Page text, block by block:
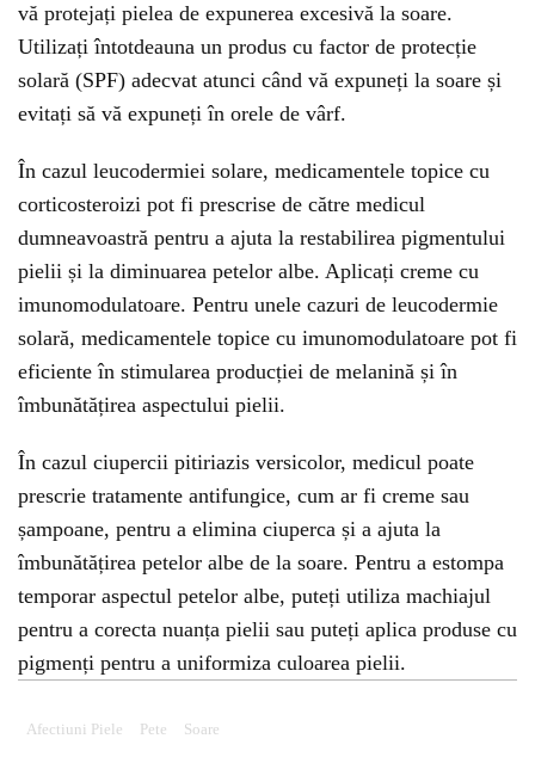
vă protejați pielea de expunerea excesivă la soare.
Utilizați întotdeauna un produs cu factor de protecție
solară (SPF) adecvat atunci când vă expuneți la soare și
evitați să vă expuneți în orele de vârf.
În cazul leucodermiei solare, medicamentele topice cu
corticosteroizi pot fi prescrise de către medicul
dumneavoastră pentru a ajuta la restabilirea pigmentului
pielii și la diminuarea petelor albe. Aplicați creme cu
imunomodulatoare. Pentru unele cazuri de leucodermie
solară, medicamentele topice cu imunomodulatoare pot fi
eficiente în stimularea producției de melanină și în
îmbunătățirea aspectului pielii.
În cazul ciupercii pitiriazis versicolor, medicul poate
prescrie tratamente antifungice, cum ar fi creme sau
șampoane, pentru a elimina ciuperca și a ajuta la
îmbunătățirea petelor albe de la soare. Pentru a estompa
temporar aspectul petelor albe, puteți utiliza machiajul
pentru a corecta nuanța pielii sau puteți aplica produse cu
pigmenți pentru a uniformiza culoarea pielii.
Afectiuni Piele Pete Soare